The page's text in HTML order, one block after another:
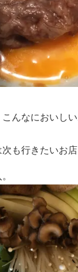
んなにおいし
も行きたいお店